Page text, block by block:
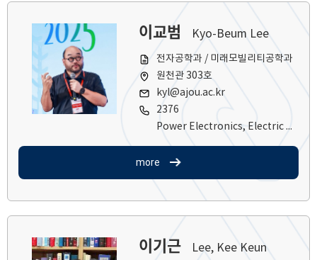
이교범 Kyo-Beum Lee
전자공학과 / 미래모빌리티공학과
원천관 303호
kyl@ajou.ac.kr
2376
Power Electronics, Electric Vehicle Applications
more
이기근 Lee, Kee Keun